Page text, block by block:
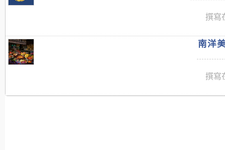
撰寫
南洋
撰寫